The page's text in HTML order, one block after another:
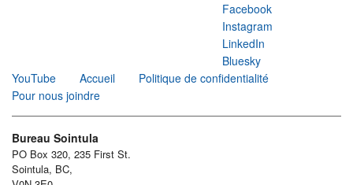
Facebook
Instagram
LinkedIn
Bluesky
YouTube
Accueil
Politique de confidentialité
Pour nous joindre
Bureau Sointula
PO Box 320, 235 First St.
Sointula, BC,